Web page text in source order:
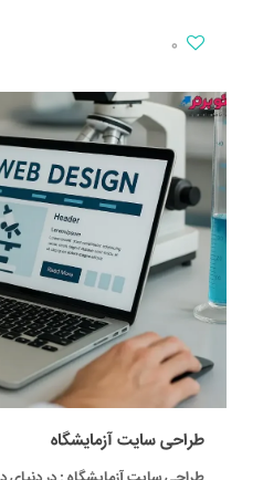
0
طراحی سایت آزمایشگاه